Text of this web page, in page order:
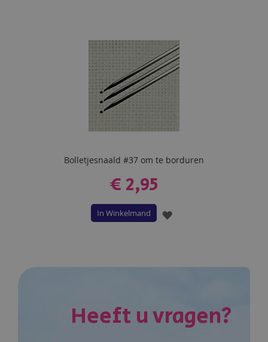
VERLANGLIJST
Bolletjesnaald #37 om te borduren
€ 2,95
In Winkelmand
VOEG
Heeft u vragen?